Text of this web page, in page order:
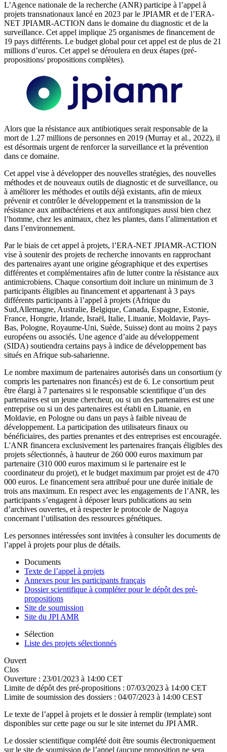
L’Agence nationale de la recherche (ANR) participe à l’appel à
projets transnationaux lancé en 2023 par le JPIAMR et de l’ERA-
NET JPIAMR-ACTION dans le domaine du diagnostic et de la
surveillance. Cet appel implique 25 organismes de financement de
19 pays différents. Le budget global pour cet appel est de plus de 21
millions d’euros. Cet appel se déroulera en deux étapes (pré-
propositions/ propositions complètes).
Alors que la résistance aux antibiotiques serait responsable de la
mort de 1.27 millions de personnes en 2019 (Murray et al., 2022), il
est désormais urgent de renforcer la surveillance et la prévention
dans ce domaine.
Cet appel vise à développer des nouvelles stratégies, des nouvelles
méthodes et de nouveaux outils de diagnostic et de surveillance, ou
à améliorer les méthodes et outils déjà existants, afin de mieux
prévenir et contrôler le développement et la transmission de la
résistance aux antibactériens et aux antifongiques aussi bien chez
l’homme, chez les animaux, chez les plantes, dans l’alimentation et
dans l’environnement.
Par le biais de cet appel à projets, l’ERA-NET JPIAMR-ACTION
vise à soutenir des projets de recherche innovants en rapprochant
des partenaires ayant une origine géographique et des expertises
différentes et complémentaires afin de lutter contre la résistance aux
antimicrobiens. Chaque consortium doit inclure un minimum de 3
participants éligibles au financement et appartenant à 3 pays
différents participants à l’appel à projets (Afrique du
Sud,Allemagne, Australie, Belgique, Canada, Espagne, Estonie,
France, Hongrie, Irlande, Israël, Italie, Lituanie, Moldavie, Pays-
Bas, Pologne, Royaume-Uni, Suède, Suisse) dont au moins 2 pays
européens ou associés. Une agence d’aide au développement
(SIDA) soutiendra certains pays à indice de développement bas
situés en Afrique sub-saharienne.
Le nombre maximum de partenaires autorisés dans un consortium (y
compris les partenaires non financés) est de 6. Le consortium peut
être élargi à 7 partenaires si le responsable scientifique d’un des
partenaires est un jeune chercheur, ou si un des partenaires est une
entreprise ou si un des partenaires est établi en Lituanie, en
Moldavie, en Pologne ou dans un pays à faible niveau de
développement. La participation des utilisateurs finaux ou
bénéficiaires, des parties prenantes et des entreprises est encouragée.
L'ANR financera exclusivement les partenaires français éligibles des
projets sélectionnés, à hauteur de 260 000 euros maximum par
partenaire (310 000 euros maximum si le partenaire est le
coordinateur du projet), et le budget maximum par projet est de 470
000 euros. Le financement sera attribué pour une durée initiale de
trois ans maximum. En respect avec les engagements de l’ANR, les
participants s’engagent à déposer leurs publications au sein
d’archives ouvertes, et à respecter le protocole de Nagoya
concernant l’utilisation des ressources génétiques.
Les personnes intéressées sont invitées à consulter les documents de
l’appel à projets pour plus de détails.
Documents
Texte de l’appel à projets
Annexes pour les participants français
Dossier scientifique à compléter pour le dépôt des pré-
propositions
Site de soumission
Site du JPI AMR
Sélection
Liste des projets sélectionnés
Ouvert
Clos
Ouverture : 23/01/2023 à 14:00 CET
Limite de dépôt des pré-propositions : 07/03/2023 à 14:00 CET
Limite de soumission des dossiers : 04/07/2023 à 14:00 CEST
Le texte de l’appel à projets et le dossier à remplir (template) sont
disponibles sur cette page ou sur le site internet du JPI AMR.
Le dossier scientifique complété doit être soumis électroniquement
sur le site de soumission de l’appel (aucune proposition ne sera